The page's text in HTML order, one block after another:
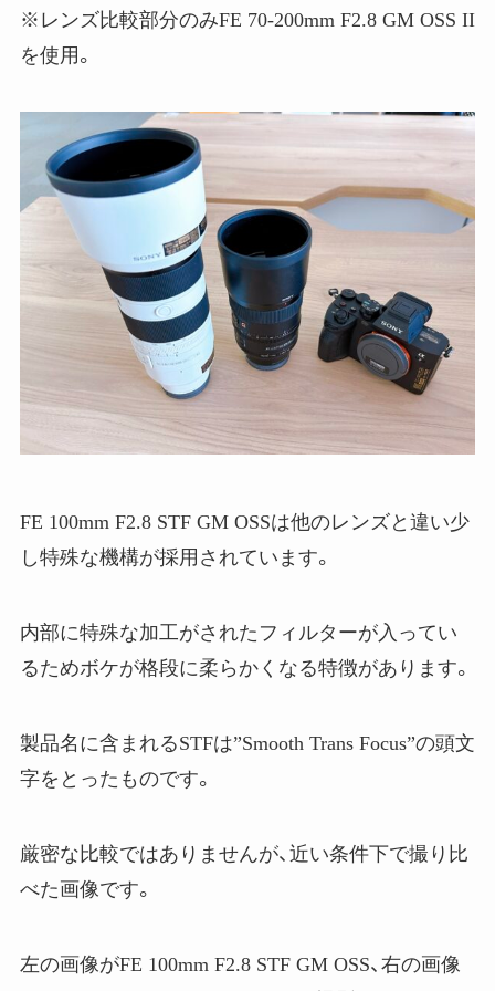
※レンズ比較部分のみFE 70-200mm F2.8 GM OSS II
を使用。
FE 100mm F2.8 STF GM OSSは他のレンズと違い少
し特殊な機構が採用されています。
内部に特殊な加工がされたフィルターが入ってい
るためボケが格段に柔らかくなる特徴があります。
製品名に含まれるSTFは”Smooth Trans Focus”の頭文
字をとったものです。
厳密な比較ではありませんが、近い条件下で撮り比
べた画像です。
左の画像がFE 100mm F2.8 STF GM OSS、右の画像